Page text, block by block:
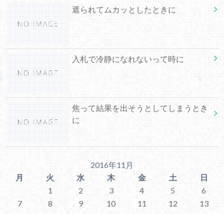
遮られてムカッとしたときに
入札で冷静になれないって時に
焦って結果を出そうとしてしまうとき
に
2016年11月
月
火 水 木 金 土
日
1
2 3 4 5
6
7
8 9 10 11 12
13